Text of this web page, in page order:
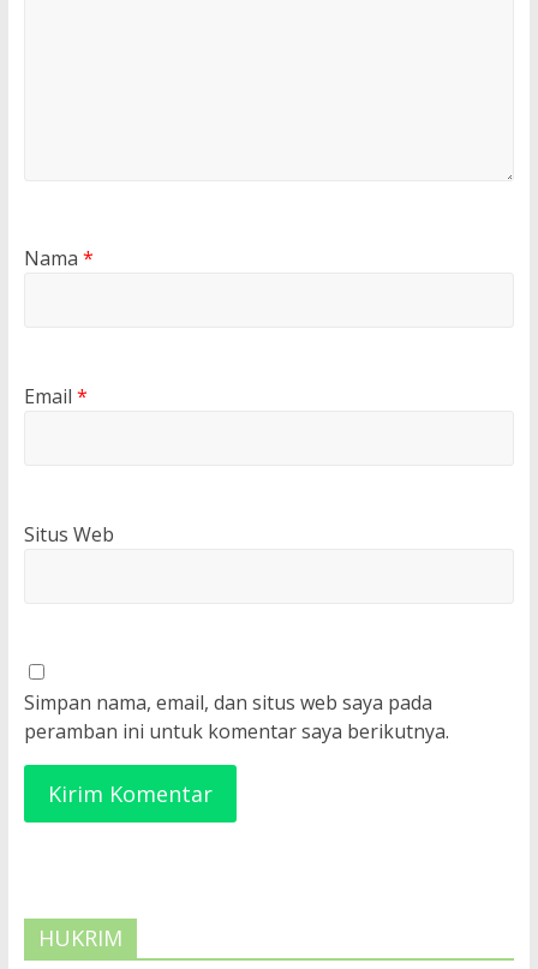
Nama *
Email *
Situs Web
Simpan nama, email, dan situs web saya pada
peramban ini untuk komentar saya berikutnya.
HUKRIM